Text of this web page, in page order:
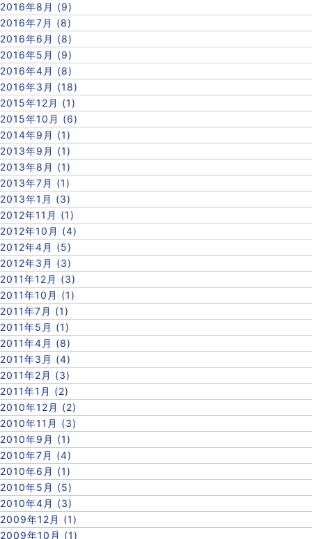
2016年8月 (9)
2016年7月 (8)
2016年6月 (8)
2016年5月 (9)
2016年4月 (8)
2016年3月 (18)
2015年12月 (1)
2015年10月 (6)
2014年9月 (1)
2013年9月 (1)
2013年8月 (1)
2013年7月 (1)
2013年1月 (3)
2012年11月 (1)
2012年10月 (4)
2012年4月 (5)
2012年3月 (3)
2011年12月 (3)
2011年10月 (1)
2011年7月 (1)
2011年5月 (1)
2011年4月 (8)
2011年3月 (4)
2011年2月 (3)
2011年1月 (2)
2010年12月 (2)
2010年11月 (3)
2010年9月 (1)
2010年7月 (4)
2010年6月 (1)
2010年5月 (5)
2010年4月 (3)
2009年12月 (1)
2009年10月 (1)